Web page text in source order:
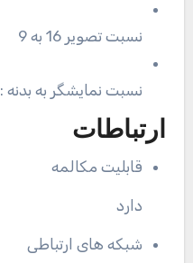
نسبت تصویر 16 به 9
نسبت نمایشگر به بدنه : 74.68 درصد
ارتباطات
قابلیت مکالمه
دارد
شبکه های ارتباطی